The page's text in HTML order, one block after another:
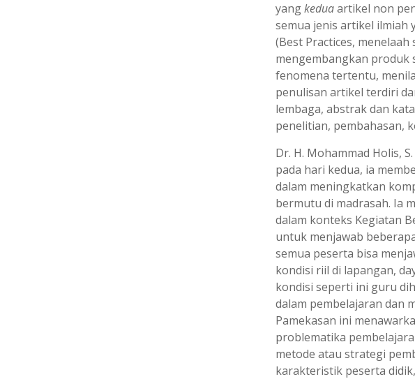
yangkeduaartikel non
semua jenis artikel ilmiah
(Best Practices,
mengembangkan produk
fenomena tertentu,
penulisan artikel terdiri
lembaga, abstrak dan
penelitian, pembahasan,
Dr. H. Mohammad Holis,
pada hari kedua, ia
dalam meningkatkan
bermutu di madrasah. Ia
dalam konteks Kegiatan
untuk menjawab
semua peserta bisa
kondisi riil di lapangan,
kondisi seperti ini guru
dalam pembelajaran dan
Pamekasan ini
problematika
metode atau strategi
karakteristik peserta